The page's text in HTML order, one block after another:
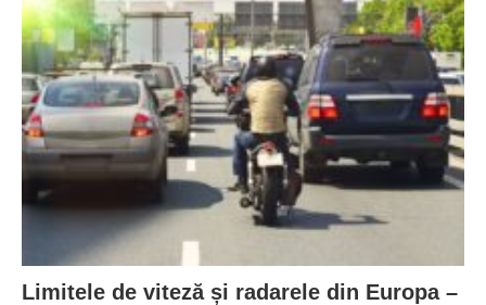
Limitele de viteză și radarele din Europa –